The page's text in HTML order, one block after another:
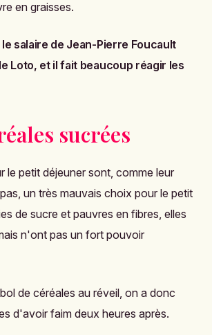
en graisses.
salaire de Jean-Pierre Foucault
Loto, et il fait beaucoup réagir les
sucrées
le petit déjeuner sont, comme leur
un très mauvais choix pour le petit
de sucre et pauvres en fibres, elles
n'ont pas un fort pouvoir
de céréales au réveil, on a donc
d'avoir faim deux heures après.